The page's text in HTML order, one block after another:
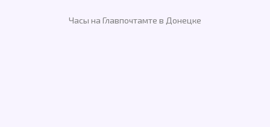
Часы на Главпочтамте в Донецке